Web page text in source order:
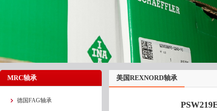
MRC轴承
德国FAG轴承
美国REXNORD轴承